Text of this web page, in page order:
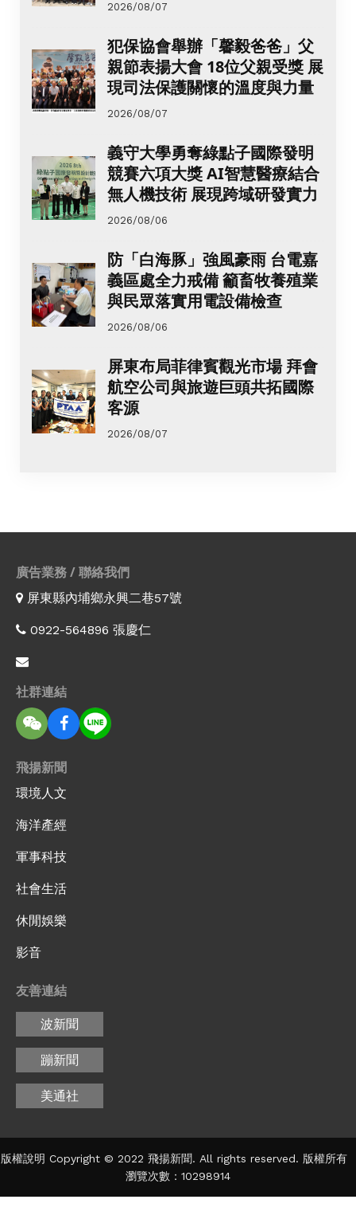
2026/08/07
犯保協會舉辦「馨毅爸爸」父
親節表揚大會 18位父親受獎 展
現司法保護關懷的溫度與力量
2026/08/07
義守大學勇奪綠點子國際發明
競賽六項大獎 AI智慧醫療結合
無人機技術 展現跨域研發實力
2026/08/06
防「白海豚」強風豪雨 台電嘉
義區處全力戒備 籲畜牧養殖業
與民眾落實用電設備檢查
2026/08/06
屏東布局菲律賓觀光市場 拜會
航空公司與旅遊巨頭共拓國際
客源
2026/08/07
廣告業務 / 聯絡我們
屏東縣內埔鄉永興二巷57號
0922-564896 張慶仁
社群連結
飛揚新聞
環境人文
海洋產經
軍事科技
社會生活
休閒娛樂
影音
友善連結
波新聞
蹦新聞
美通社
版權說明 Copyright © 2022 飛揚新聞. All rights reserved. 版權所有
瀏覽次數：10298914